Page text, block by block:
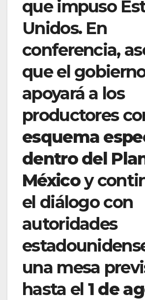
que impuso
Unidos. En
conferencia,
que el
apoyará a los
productores
esquema
dentro del
Méxicoy
el diálogo con
autoridades
una mesa
hasta el 1 de